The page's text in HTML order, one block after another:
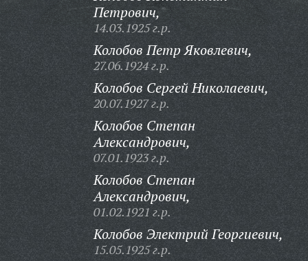
Петрович,
14.03.1925 г.р.
Колобов Петр Яковлевич,
27.06.1924 г.р.
Колобов Сергей Николаевич,
20.07.1927 г.р.
Колобов Степан
Александрович,
07.01.1923 г.р.
Колобов Степан
Александрович,
01.02.1921 г.р.
Колобов Электрий Георгиевич,
15.05.1925 г.р.